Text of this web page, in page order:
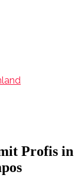
Profis in